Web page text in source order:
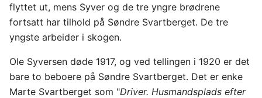
flyttet ut, mens Syver og de tre yngre brødrene
fortsatt har tilhold på Søndre Svartberget. De tre
yngste arbeider i skogen.
Ole Syversen døde 1917, og ved tellingen i 1920 er det
bare to beboere på Søndre Svartberget. Det er enke
Marte Svartberget som "Driver. Husmandsplads efter